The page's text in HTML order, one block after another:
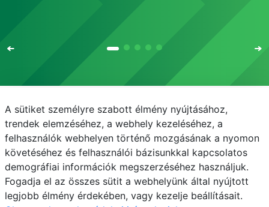
Email Telefonkönyv NEPTUN
E-learning
Médiaközpont
Informatikai Igazgatóság
Adatvédelem
A sütiket személyre szabott élmény nyújtásához,
trendek elemzéséhez, a webhely kezeléséhez, a
felhasználók webhelyen történő mozgásának a nyomon
követéséhez és felhasználói bázisunkkal kapcsolatos
demográfiai információk megszerzéséhez használjuk.
Fogadja el az összes sütit a webhelyünk által nyújtott
legjobb élmény érdekében, vagy kezelje beállításait.